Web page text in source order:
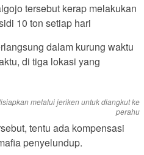
tersebut kerap melakukan
10 ton setiap hari
dalam kurung waktu
di tiga lokasi yang
melalui jeriken untuk diangkut ke
perahu
tentu ada kompensasi
penyelundup.